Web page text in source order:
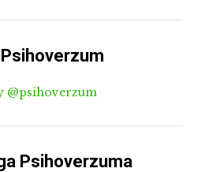
@psihoverzum
Psihoverzuma